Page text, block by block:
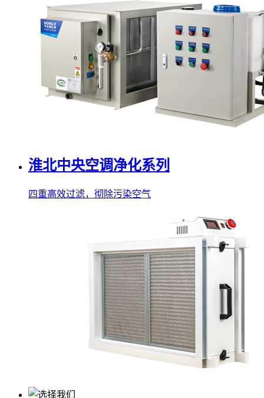
淮北中央空调净化系列
四重高效过滤，彻除污染空气